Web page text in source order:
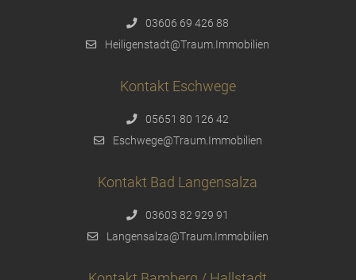
03606 69 426 88
Heiligenstadt@Traum.Immobilien
Kontakt Eschwege
05651 80 126 42
Eschwege@Traum.Immobilien
Kontakt Bad Langensalza
03603 82 929 91
Langensalza@Traum.Immobilien